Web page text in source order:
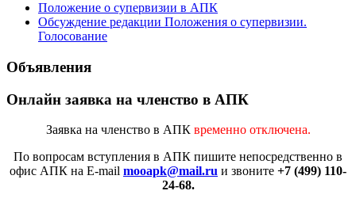
Положение о супервизии в АПК
Обсуждение редакции Положения о супервизии.
Голосование
Объявления
Онлайн заявка на членство в АПК
Заявка на членство в АПК временно отключена.
По вопросам вступления в АПК пишите непосредственно в
офис АПК на E-mail mooapk@mail.ru и звоните +7 (499) 110-
24-68.